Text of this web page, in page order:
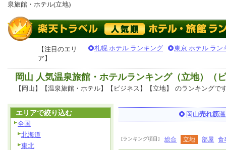
泉旅館・ホテル(立地)
【注目のエリ
ア】
札幌 ホテル ランキング 東京 ホテル ラン
岡山 人気温泉旅館・ホテルランキング（立地）（
【岡山】【温泉旅館・ホテル】【ビジネス】【立地】 のランキングで
岡山売れ筋
[ランキング項目] 総合 立地 部屋 食
エリアで絞り込む
全国
北海道
東北